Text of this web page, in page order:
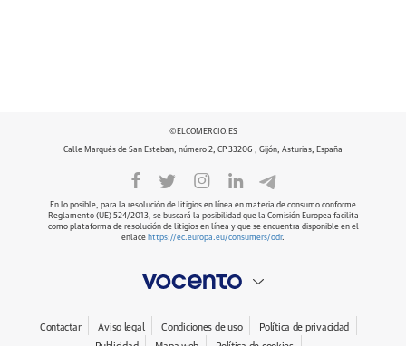
©ELCOMERCIO.ES
Calle Marqués de San Esteban, número 2, CP 33206 , Gijón, Asturias, España
En lo posible, para la resolución de litigios en línea en materia de consumo conforme
Reglamento (UE) 524/2013, se buscará la posibilidad que la Comisión Europea facilita
como plataforma de resolución de litigios en línea y que se encuentra disponible en el
enlace https://ec.europa.eu/consumers/odr.
Contactar Aviso legal Condiciones de uso
Política de privacidad